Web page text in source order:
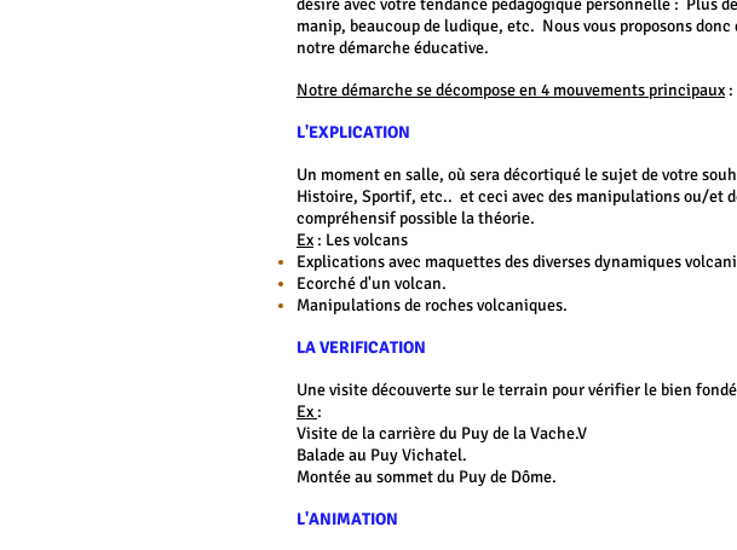
désiré avec votre tendance pédagogique personnelle : Plus
manip, beaucoup de ludique, etc. Nous vous proposons
notre démarche éducative.
Notre démarche se décompose en 4 mouvements principaux :
L'EXPLICATION
Un moment en salle, où sera décortiqué le sujet de votre
Histoire, Sportif, etc.. et ceci avec des manipulations ou/et
compréhensif possible la théorie.
Ex : Les volcans
Explications avec maquettes des diverses dynamiques
Ecorché d'un volcan.
Manipulations de roches volcaniques.
LA VERIFICATION
Une visite découverte sur le terrain pour vérifier le bien
Ex :
Visite de la carrière du Puy de la Vache.V
Balade au Puy Vichatel.
Montée au sommet du Puy de Dôme.
L'ANIMATION